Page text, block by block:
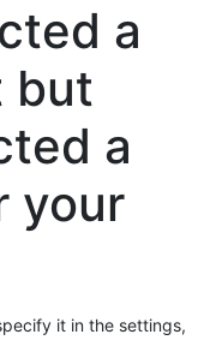
a
but
a
your
it in the settings,